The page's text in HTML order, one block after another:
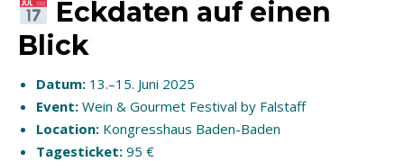
Eckdaten auf einen
Blick
Datum: 13.–15. Juni 2025
Event: Wein & Gourmet Festival by Falstaff
Location: Kongresshaus Baden-Baden
Tagesticket: 95 €